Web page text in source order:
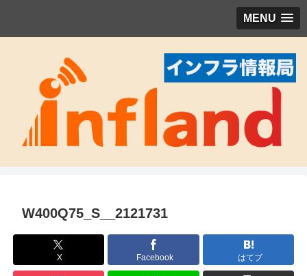
MENU
W400Q75_S__2121731
X Facebook はてブ